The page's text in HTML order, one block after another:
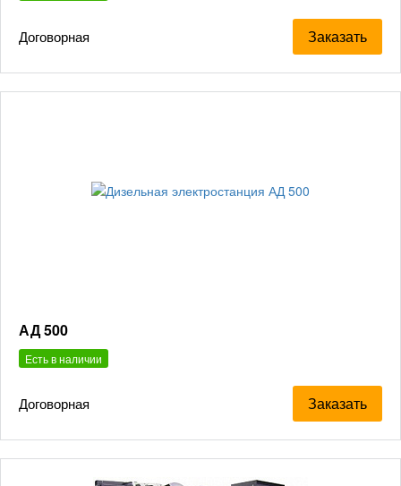
Договорная Заказать
АД 500
Есть в наличии
Договорная Заказать